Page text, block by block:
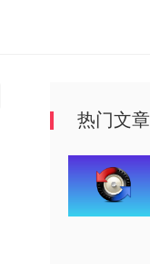
热门文章